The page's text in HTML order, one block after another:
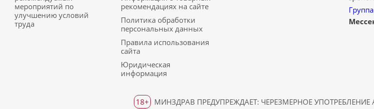
мероприятий по
улучшению условий
труда
рекомендациях на сайте
Политика обработки
персональных данных
Правила использования
сайта
Юридическая
информация
18+ МИНЗДРАВ ПРЕДУПРЕЖДАЕТ: ЧЕРЕЗМЕРНОЕ